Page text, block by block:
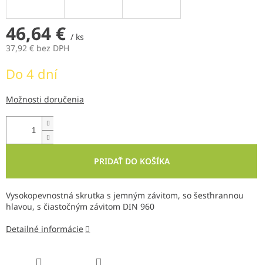
46,64 € / ks
37,92 € bez DPH
cena:
Do 4 dní
Možnosti doručenia
PRIDAŤ DO KOŠÍKA
Vysokopevnostná skrutka s jemným závitom, so šesťhrannou
hlavou, s čiastočným závitom DIN 960
Detailné informácie